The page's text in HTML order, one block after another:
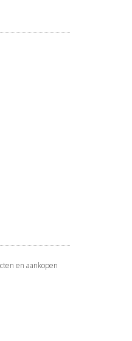
en aankopen